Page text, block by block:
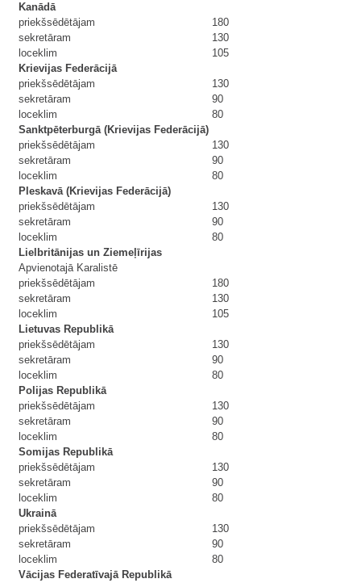
Kanādā
priekšsēdētājam
180
sekretāram
130
loceklim
105
Krievijas Federācijā
priekšsēdētājam
130
sekretāram
90
loceklim
80
Sanktpēterburgā (Krievijas Federācijā)
priekšsēdētājam
130
sekretāram
90
loceklim
80
Pleskavā (Krievijas Federācijā)
priekšsēdētājam
130
sekretāram
90
loceklim
80
Lielbritānijas un Ziemeļīrijas
Apvienotajā Karalistē
priekšsēdētājam
180
sekretāram
130
loceklim
105
Lietuvas Republikā
priekšsēdētājam
130
sekretāram
90
loceklim
80
Polijas Republikā
priekšsēdētājam
130
sekretāram
90
loceklim
80
Somijas Republikā
priekšsēdētājam
130
sekretāram
90
loceklim
80
Ukrainā
priekšsēdētājam
130
sekretāram
90
loceklim
80
Vācijas Federatīvajā Republikā